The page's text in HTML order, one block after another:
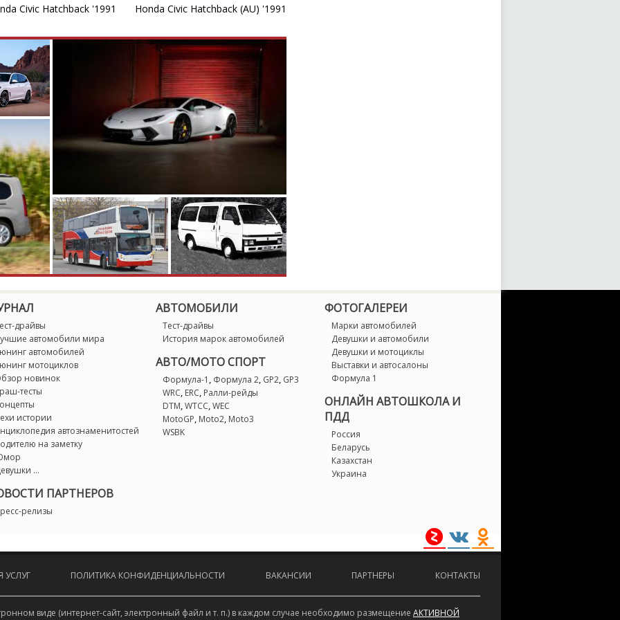
Civic Hatchback '1991 Honda Civic Hatchback (AU) '1991
Mobilio
N-Series
N-WGN
Odyssey
Prelude
драйвы
автомобили мира
автомобилей
мотоциклов
новинок
тесты
истории
автознаменитостей
на заметку
...
ПАРТНЕРОВ
релизы
АВТОМОБИЛИ
Тест-драйвы
История марок автомобилей
АВТО/МОТО СПОРТ
Формула-1 , Формула 2, GP2, GP3
WRC,ERC,Ралли-рейды
DTM,WTCC,WEC
MotoGP,Moto2,Moto3
WSBK
ФОТОГАЛЕРЕИ
Марки автомобилей
Девушки и автомобили
Девушки и мотоциклы
Выставки и автосалоны
Формула 1
ОНЛАЙН АВТОШКОЛА И
ПДД
Россия
Беларусь
Казахстан
Украина
УСЛУГ ПОЛИТИКА КОНФИДЕНЦИАЛЬНОСТИ ВАКАНСИИ ПАРТНЕРЫ КОНТАКТЫ
виде (интернет-сайт, электронный файл и т. п.) в каждом случае необходимо размещение АКТИВНОЙ